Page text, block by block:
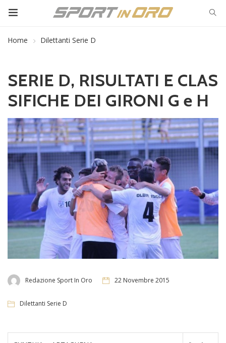
Home Dilettanti Serie D
SERIE D, RISULTATI E CLAS
SIFICHE DEI GIRONI G e H
Redazione Sport In Oro 22 Novembre 2015
Dilettanti Serie D